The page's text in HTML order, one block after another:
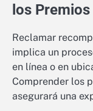
los
Reclamar
implica un
en línea o en
Comprender los
asegurará una